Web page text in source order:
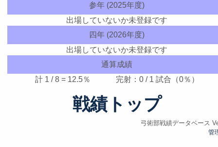
参年 (2025年度)
出場していないか未登録です
四年 (2026年度)
出場していないか未登録です
通算成績
計 1 / 8 = 12.5％ 完射：0 / 1 試合（0％）
戦績トップ
弓術部戦績データベース
管